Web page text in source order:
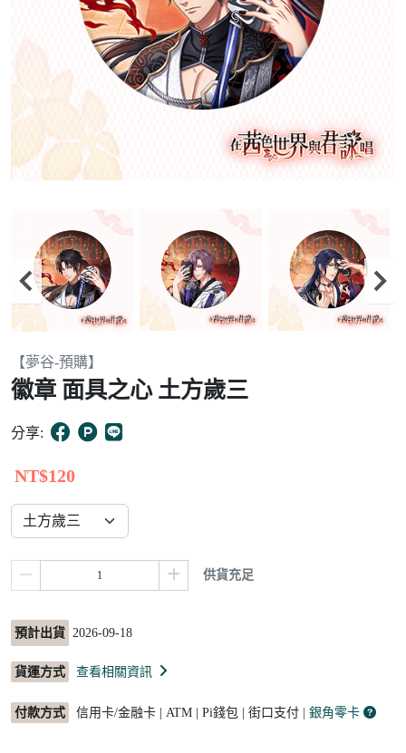
Item
2
of
3
【夢谷-預購】
徽章 面具之心 土方歲三
分享:
NT$120
供貨充足
預計出貨 2026-09-18
貨運方式 查看相關資訊
付款方式 信用卡/金融卡 | ATM | Pi錢包 | 街口支付 | 銀角零卡